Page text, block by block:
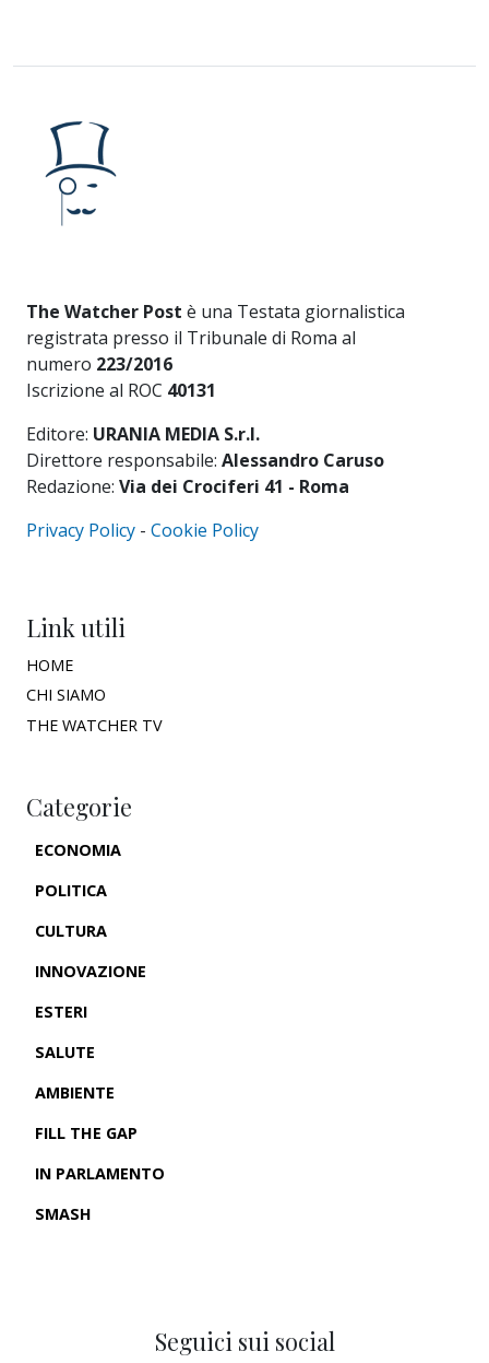
The Watcher Post è una Testata giornalistica
registrata presso il Tribunale di Roma al
numero 223/2016
Iscrizione al ROC 40131
Editore: URANIA MEDIA S.r.l.
Direttore responsabile: Alessandro Caruso
Redazione: Via dei Crociferi 41 - Roma
Privacy Policy - Cookie Policy
Link utili
HOME
CHI SIAMO
THE WATCHER TV
Categorie
ECONOMIA
POLITICA
CULTURA
INNOVAZIONE
ESTERI
SALUTE
AMBIENTE
FILL THE GAP
IN PARLAMENTO
SMASH
Seguici sui social